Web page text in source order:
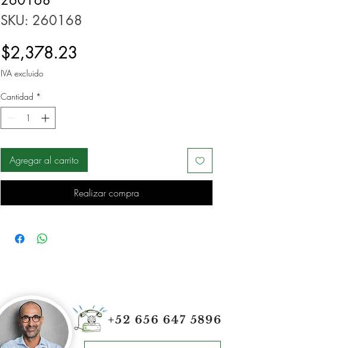
SKU: 260168
$2,378.23
IVA excluido
Cantidad *
Agregar al carrito
Realizar compra
+52 656 647 5896